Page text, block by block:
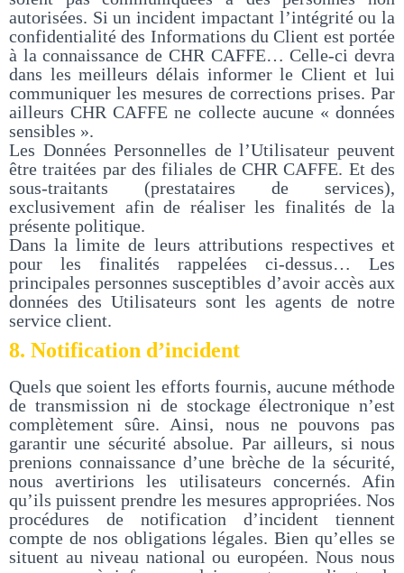
autorisées. Si un incident impactant l’intégrité ou la
confidentialité des Informations du Client est portée
à la connaissance de CHR CAFFE… Celle-ci devra
dans les meilleurs délais informer le Client et lui
communiquer les mesures de corrections prises. Par
ailleurs CHR CAFFE ne collecte aucune « données
sensibles ».
Les Données Personnelles de l’Utilisateur peuvent
être traitées par des filiales de CHR CAFFE. Et des
sous-traitants (prestataires de services),
exclusivement afin de réaliser les finalités de la
présente politique.
Dans la limite de leurs attributions respectives et
pour les finalités rappelées ci-dessus… Les
principales personnes susceptibles d’avoir accès aux
données des Utilisateurs sont les agents de notre
service client.
8. Notification d’incident
Quels que soient les efforts fournis, aucune méthode
de transmission ni de stockage électronique n’est
complètement sûre. Ainsi, nous ne pouvons pas
garantir une sécurité absolue. Par ailleurs, si nous
prenions connaissance d’une brèche de la sécurité,
nous avertirions les utilisateurs concernés. Afin
qu’ils puissent prendre les mesures appropriées. Nos
procédures de notification d’incident tiennent
compte de nos obligations légales. Bien qu’elles se
situent au niveau national ou européen. Nous nous